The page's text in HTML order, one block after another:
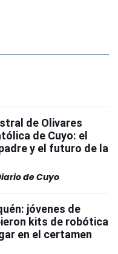
de Olivares
de Cuyo: el
y el futuro de la
de Cuyo
jóvenes de
kits de robótica
en el certamen